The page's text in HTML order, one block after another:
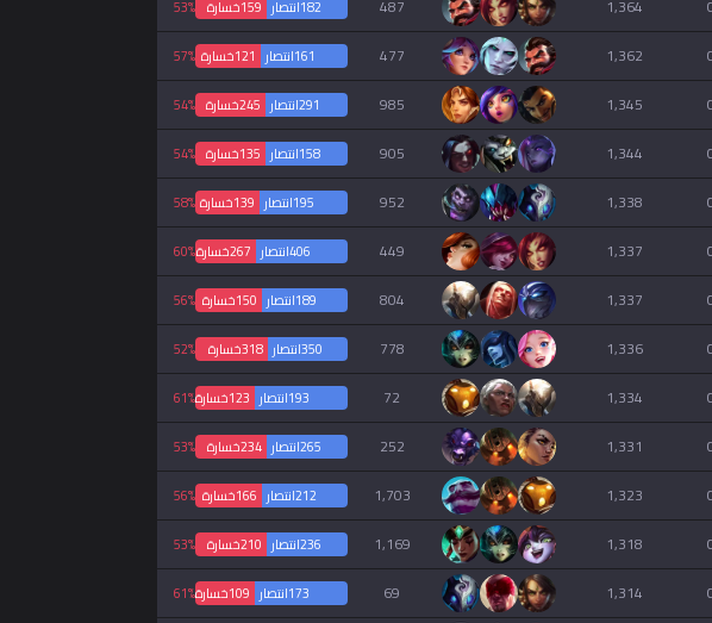
1,364
487
182انتصار 159خسارة 53%
1,362
477
161انتصار 121خسارة 57%
1,345
985
291انتصار 245خسارة 54%
1,344
905
158انتصار 135خسارة 54%
1,338
952
195انتصار 139خسارة 58%
1,337
449
406انتصار 267خسارة60%
1,337
804
189انتصار 150خسارة 56%
1,336
778
350انتصار 318خسارة 52%
1,334
72
193انتصار 123خسارة61%
1,331
252
265انتصار 234خسارة 53%
1,323
1,703
212انتصار 166خسارة 56%
1,318
1,169
236انتصار 210خسارة 53%
1,314
69
173انتصار 109خسارة61%